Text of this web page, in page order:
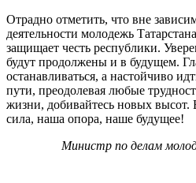
Отрадно отметить, что вне
деятельности молодежь
защищает честь республики.
будут продолжены и в будущем.
останавливаться, а настойчиво
пути, преодолевая любые
жизни, добивайтесь новых
сила, наша опора, наше будущее!
Министр по делам